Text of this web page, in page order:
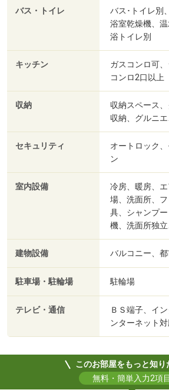
バス・トイレ
バス･トイレ別
浴室乾燥機、温
浴トイレ別
キッチン
ガスコンロ可、
コンロ2口以上
収納
収納スペース
収納、グルニ
セキュリティ
オートロック
ン
室内設備
冷房、暖房、
場、洗面所、
具、シャンプ
機、洗面所独
建物設備 バルコニー、
駐車場・駐輪場 駐輪場
テレビ・通信
ＢＳ端子、イ
ンターネット
このお部屋をもっと知り
無料・簡単入力2項目